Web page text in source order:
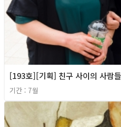
[193호][기획] 친구 사이의 사람
기간 : 7월